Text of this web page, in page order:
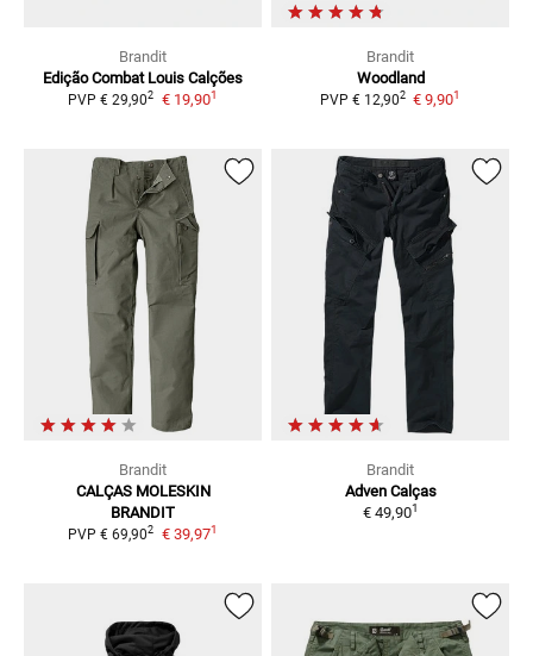
Brandit
Edição Combat Louis Calções
PVP € 29,902 € 19,901
Brandit
Woodland
PVP € 12,902 € 9,901
Brandit
CALÇAS MOLESKIN
BRANDIT
PVP € 69,902 € 39,971
Brandit
Adven Calças
€ 49,901